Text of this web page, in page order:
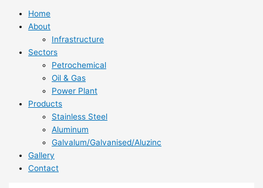
Home
About
Infrastructure
Sectors
Petrochemical
Oil & Gas
Power Plant
Products
Stainless Steel
Aluminum
Galvalum/Galvanised/Aluzinc
Gallery
Contact